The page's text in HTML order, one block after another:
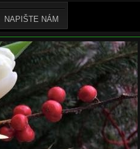
NAPIŠTE NÁM